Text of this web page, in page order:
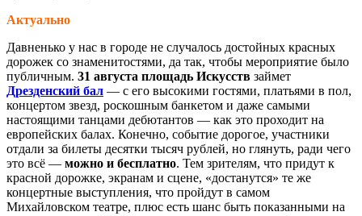
Актуально
Давненько у нас в городе не случалось достойных красных
дорожек со знаменитостями, да так, чтобы мероприятие было
публичным. 31 августа площадь Искусств займет
Дрезденский бал — с его высокими гостями, платьями в пол,
концертом звезд, роскошным банкетом и даже самыми
настоящими танцами дебютантов — как это проходит на
европейских балах. Конечно, событие дорогое, участники
отдали за билеты десятки тысяч рублей, но глянуть, ради чего
это всё — можно и бесплатно. Тем зрителям, что придут к
красной дорожке, экранам и сцене, «достанутся» те же
концертные выступления, что пройдут в самом
Михайловском театре, плюс есть шанс быть показанными на